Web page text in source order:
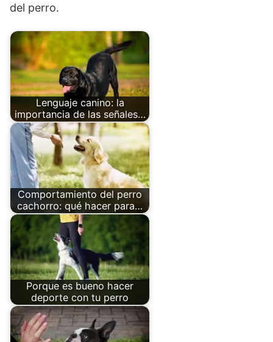
del perro.
Lenguaje canino: la
importancia de las señales…
Comportamiento del perro
cachorro: qué hacer para…
Porque es bueno hacer
deporte con tu perro